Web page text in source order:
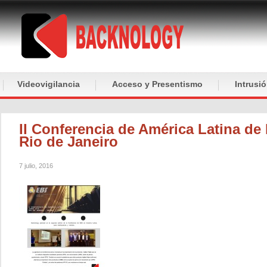
Videovigilancia Acceso y Presentismo
II Conferencia de América Latina de
Rio de Janeiro
7 julio, 2016